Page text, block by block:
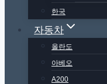
한국
자동차
올란도
아베오
A200